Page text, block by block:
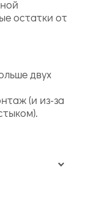
остатки от
двух
(и из-за